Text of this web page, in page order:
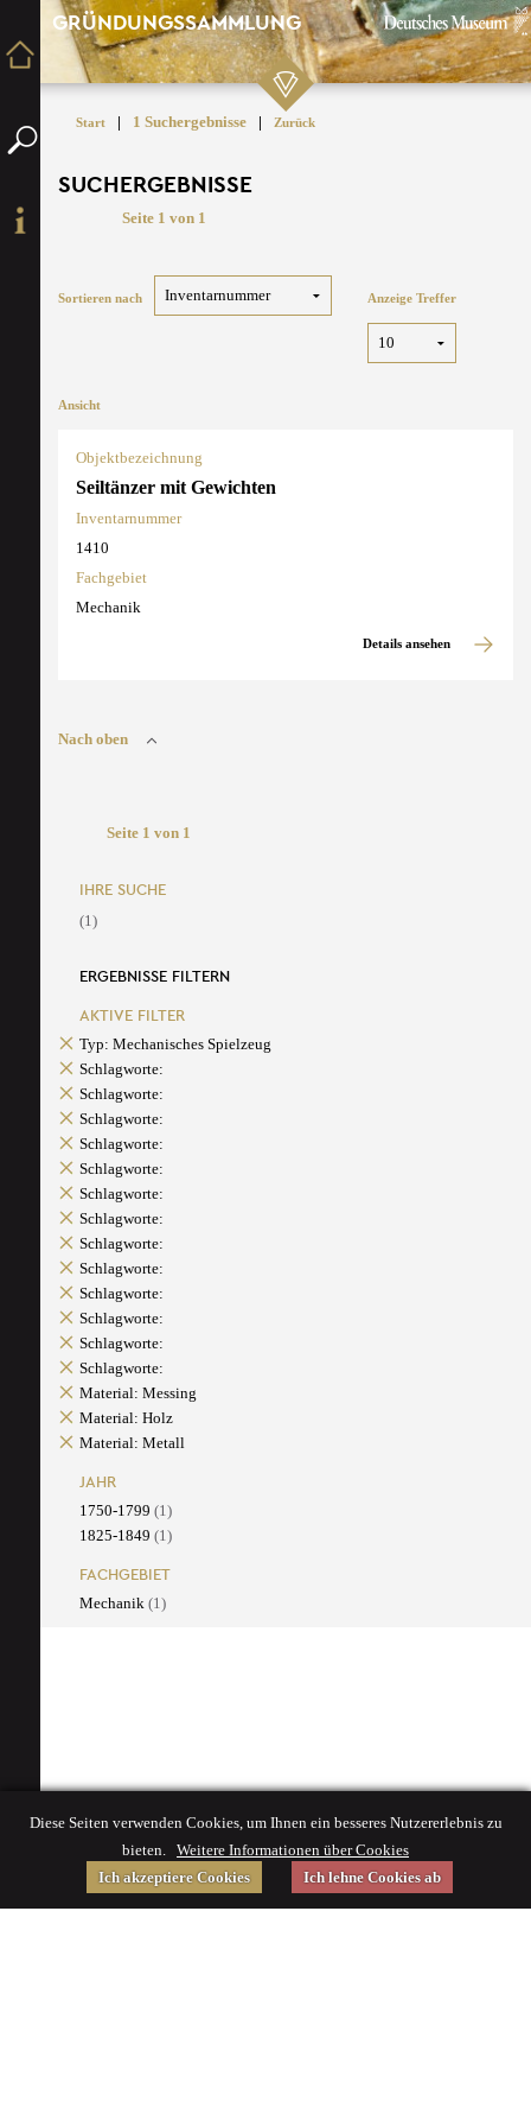
GRÜNDUNGSSAMMLUNG
Start | 1 Suchergebnisse | Zurück
SUCHERGEBNISSE
Seite 1 von 1
Sortieren nach Anzeige Treffer
Ansicht
Objektbezeichnung
Seiltänzer mit Gewichten
Inventarnummer
1410
Fachgebiet
Mechanik
Details ansehen
Nach oben
Seite 1 von 1
IHRE SUCHE
(1)
ERGEBNISSE FILTERN
AKTIVE FILTER
Typ: Mechanisches Spielzeug
Schlagworte:
Schlagworte:
Schlagworte:
Schlagworte:
Schlagworte:
Schlagworte:
Schlagworte:
Schlagworte:
Schlagworte:
Schlagworte:
Schlagworte:
Schlagworte:
Schlagworte:
Material: Messing
Material: Holz
Material: Metall
JAHR
1750-1799 (1)
1825-1849 (1)
FACHGEBIET
Mechanik (1)
Diese Seiten verwenden Cookies, um Ihnen ein besseres Nutzererlebnis zu
bieten. Weitere Informationen über Cookies
Ich akzeptiere Cookies
Ich lehne Cookies ab